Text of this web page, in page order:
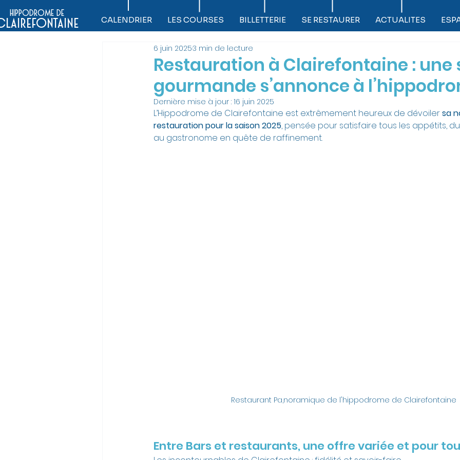
hippodrome de
CALENDRIER LES COURSES BILLETTERIE SE RESTAURER ACTUALITES
Restauration à Clairefontaine : une
gourmande s’annonce à
6 juin 20253 min de lecture
Dernière mise à jour : 16 juin 2025
L’Hippodrome de Clairefontaine est extrêmement heureux de dévoiler sa
restauration pour la saison 2025, pensée pour satisfaire tous les appétits,
au gastronome en quête de raffinement.
Restaurant Pa,noramique de l'hippodrome de Clairefontaine
Entre Bars et restaurants, une offre variée et pour